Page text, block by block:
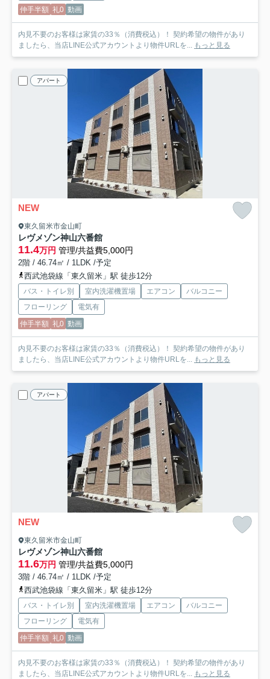
仲手半額 礼0 動画
内見不要のお客様は家賃の33％（消費税込）！ 契約希望の物件があり
ましたら、当店LINE公式アカウントより物件URLを... もっと見る
アパート
NEW
東久留米市金山町
レヴメゾン神山六番館
11.4万円 管理/共益費5,000円
2階 / 46.74㎡ / 1LDK /予定
西武池袋線「東久留米」駅 徒歩12分
バス・トイレ別 室内洗濯機置場 エアコン
バルコニー
フローリング
電気有
仲手半額 礼0 動画
内見不要のお客様は家賃の33％（消費税込）！ 契約希望の物件があり
ましたら、当店LINE公式アカウントより物件URLを... もっと見る
アパート
NEW
東久留米市金山町
レヴメゾン神山六番館
11.6万円 管理/共益費5,000円
3階 / 46.74㎡ / 1LDK /予定
西武池袋線「東久留米」駅 徒歩12分
バス・トイレ別 室内洗濯機置場 エアコン
バルコニー
フローリング
電気有
仲手半額 礼0 動画
内見不要のお客様は家賃の33％（消費税込）！ 契約希望の物件があり
ましたら、当店LINE公式アカウントより物件URLを... もっと見る